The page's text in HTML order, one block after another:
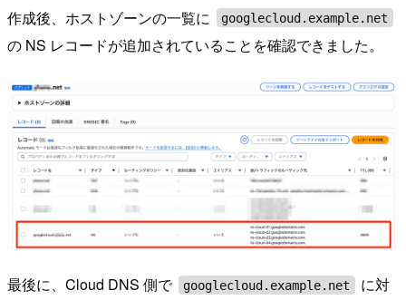
作成後、ホストゾーンの一覧に googlecloud.example.net
の NS レコードが追加されていることを確認できました。
最後に、Cloud DNS 側で googlecloud.example.net
に対